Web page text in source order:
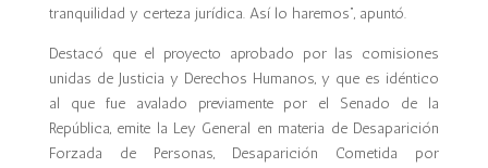
tranquilidad y certeza jurídica. Así lo haremos”, apuntó.
Destacó que el proyecto aprobado por las comisiones
unidas de Justicia y Derechos Humanos, y que es idéntico
al que fue avalado previamente por el Senado de la
República, emite la Ley General en materia de Desaparición
Forzada de Personas, Desaparición Cometida por